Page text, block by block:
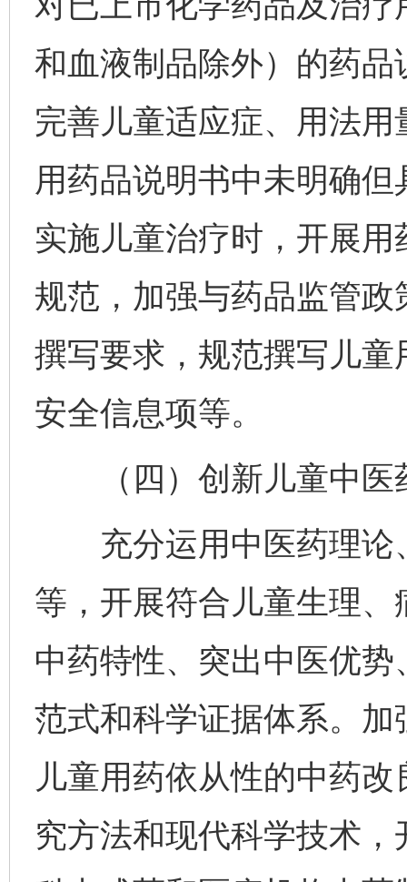
和血液制品除外）的药
完善儿童适应症、用法
用药品说明书中未明确
实施儿童治疗时，开展
规范，加强与药品监管
撰写要求，规范撰写儿
安全信息项等。
（四）创新儿童中医
充分运用中医药理论
等，开展符合儿童生理
中药特性、突出中医优
范式和科学证据体系。
儿童用药依从性的中药
究方法和现代科学技术